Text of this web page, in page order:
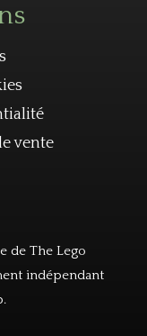
vente
de The Lego
indépendant